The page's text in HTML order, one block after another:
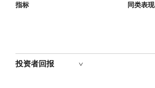
指标 同类表现
投资者回报